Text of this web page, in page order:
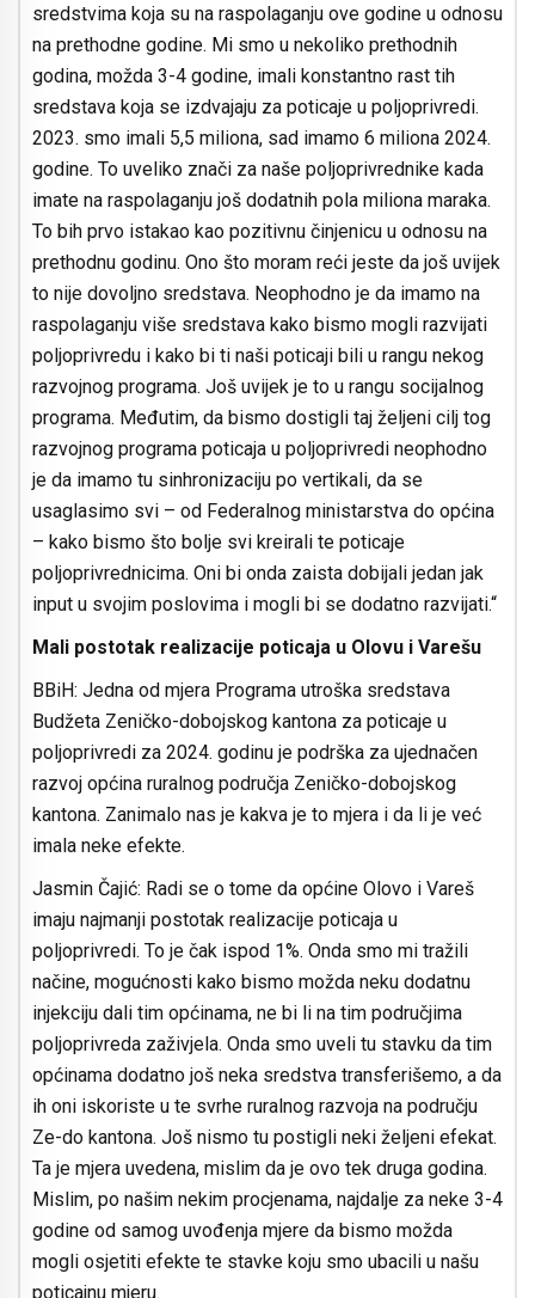
sredstvima koja su na raspolaganju ove godine u odnosu
na prethodne godine. Mi smo u nekoliko prethodnih
godina, možda 3-4 godine, imali konstantno rast tih
sredstava koja se izdvajaju za poticaje u poljoprivredi.
2023. smo imali 5,5 miliona, sad imamo 6 miliona 2024.
godine. To uveliko znači za naše poljoprivrednike kada
imate na raspolaganju još dodatnih pola miliona maraka.
To bih prvo istakao kao pozitivnu činjenicu u odnosu na
prethodnu godinu. Ono što moram reći jeste da još uvijek
to nije dovoljno sredstava. Neophodno je da imamo na
raspolaganju više sredstava kako bismo mogli razvijati
poljoprivredu i kako bi ti naši poticaji bili u rangu nekog
razvojnog programa. Još uvijek je to u rangu socijalnog
programa. Međutim, da bismo dostigli taj željeni cilj tog
razvojnog programa poticaja u poljoprivredi neophodno
je da imamo tu sinhronizaciju po vertikali, da se
usaglasimo svi – od Federalnog ministarstva do općina
– kako bismo što bolje svi kreirali te poticaje
poljoprivrednicima. Oni bi onda zaista dobijali jedan jak
input u svojim poslovima i mogli bi se dodatno razvijati.“
Mali postotak realizacije poticaja u Olovu i Varešu
BBiH: Jedna od mjera Programa utroška sredstava
Budžeta Zeničko-dobojskog kantona za poticaje u
poljoprivredi za 2024. godinu je podrška za ujednačen
razvoj općina ruralnog područja Zeničko-dobojskog
kantona. Zanimalo nas je kakva je to mjera i da li je već
imala neke efekte.
Jasmin Čajić: Radi se o tome da općine Olovo i Vareš
imaju najmanji postotak realizacije poticaja u
poljoprivredi. To je čak ispod 1%. Onda smo mi tražili
načine, mogućnosti kako bismo možda neku dodatnu
injekciju dali tim općinama, ne bi li na tim područjima
poljoprivreda zaživjela. Onda smo uveli tu stavku da tim
općinama dodatno još neka sredstva transferišemo, a da
ih oni iskoriste u te svrhe ruralnog razvoja na području
Ze-do kantona. Još nismo tu postigli neki željeni efekat.
Ta je mjera uvedena, mislim da je ovo tek druga godina.
Mislim, po našim nekim procjenama, najdalje za neke 3-4
godine od samog uvođenja mjere da bismo možda
mogli osjetiti efekte te stavke koju smo ubacili u našu
poticajnu mjeru.